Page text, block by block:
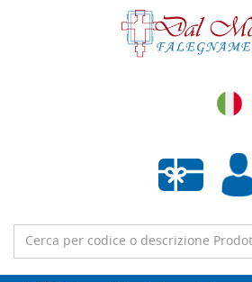
Wishlist